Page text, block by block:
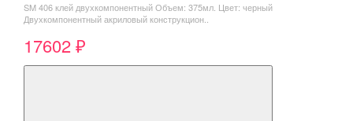
SM 406 клей двухкомпонентный Объем: 375мл. Цвет: черный
Двухкомпонентный акриловый конструкцион..
17602 ₽